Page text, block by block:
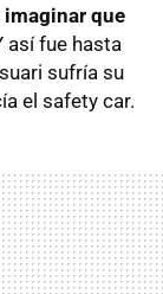
imaginar que
así fue hasta
sufría su
el safety car.